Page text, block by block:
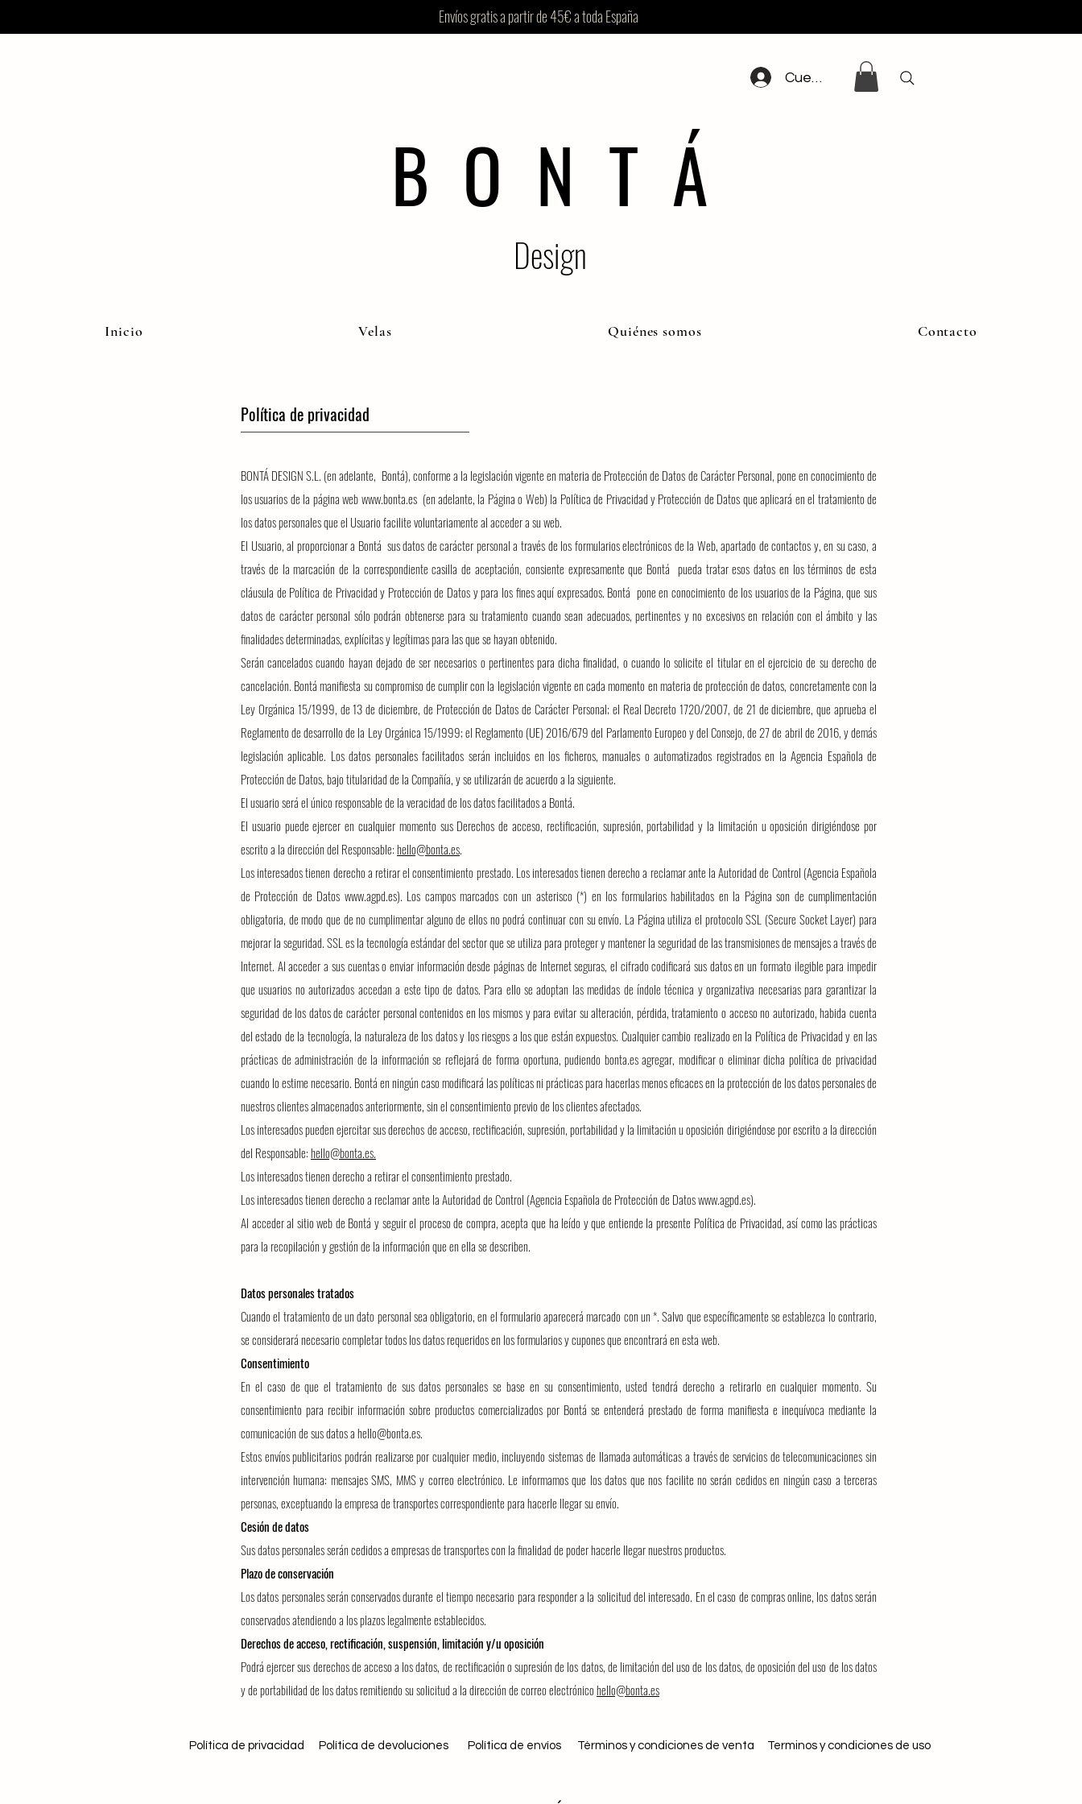
Envíos gratis a partir de 45€ a toda España
Cuenta
B O N T Á
Design
Inicio Velas Quiénes somos Contacto
Política de privacidad
BONTÁ DESIGN S.L. (en adelante, Bontá), conforme a la legislación vigente en materia de Protección de Datos de Carácter Personal, pone en conocimiento de
los usuarios de la página webwww.bonta.es(en adelante, la Página o Web) la Política de Privacidad y Protección de Datos que aplicará en el tratamiento de
los datos personales que el Usuario facilite voluntariamente al acceder a su web.
El Usuario, al proporcionar a Bontá sus datos de carácter personal a través de los formularios electrónicos de la Web, apartado de contactos y, en su caso, a
través de la marcación de la correspondiente casilla de aceptación, consiente expresamente que Bontá pueda tratar esos datos en los términos de esta
cláusula de Política de Privacidad y Protección de Datos y para los fines aquí expresados. Bontá pone en conocimiento de los usuarios de la Página, que sus
datos de carácter personal sólo podrán obtenerse para su tratamiento cuando sean adecuados, pertinentes y no excesivos en relación con el ámbito y las
finalidades determinadas, explícitas y legítimas para las que se hayan obtenido.
Serán cancelados cuando hayan dejado de ser necesarios o pertinentes para dicha finalidad, o cuando lo solicite el titular en el ejercicio de su derecho de
cancelación. Bontá manifiesta su compromiso de cumplir con la legislación vigente en cada momento en materia de protección de datos, concretamente con la
Ley Orgánica 15/1999, de 13 de diciembre, de Protección de Datos de Carácter Personal; el Real Decreto 1720/2007, de 21 de diciembre, que aprueba el
Reglamento de desarrollo de la Ley Orgánica 15/1999; el Reglamento (UE) 2016/679 del Parlamento Europeo y del Consejo, de 27 de abril de 2016, y demás
legislación aplicable. Los datos personales facilitados serán incluidos en los ficheros, manuales o automatizados registrados en la Agencia Española de
Protección de Datos, bajo titularidad de la Compañía, y se utilizarán de acuerdo a la siguiente.
El usuario será el único responsable de la veracidad de los datos facilitados a Bontá.
El usuario puede ejercer en cualquier momento sus Derechos de acceso, rectificación, supresión, portabilidad y la limitación u oposición dirigiéndose por
escrito a la dirección del Responsable:hello@bonta.es.
Los interesados tienen derecho a retirar el consentimiento prestado. Los interesados tienen derecho a reclamar ante la Autoridad de Control (Agencia Española
de Protección de Datos www.agpd.es). Los campos marcados con un asterisco (*) en los formularios habilitados en la Página son de cumplimentación
obligatoria, de modo que de no cumplimentar alguno de ellos no podrá continuar con su envío. La Página utiliza el protocolo SSL (Secure Socket Layer) para
mejorar la seguridad. SSL es la tecnología estándar del sector que se utiliza para proteger y mantener la seguridad de las transmisiones de mensajes a través de
Internet. Al acceder a sus cuentas o enviar información desde páginas de Internet seguras, el cifrado codificará sus datos en un formato ilegible para impedir
que usuarios no autorizados accedan a este tipo de datos. Para ello se adoptan las medidas de índole técnica y organizativa necesarias para garantizar la
seguridad de los datos de carácter personal contenidos en los mismos y para evitar su alteración, pérdida, tratamiento o acceso no autorizado, habida cuenta
del estado de la tecnología, la naturaleza de los datos y los riesgos a los que están expuestos. Cualquier cambio realizado en la Política de Privacidad y en las
prácticas de administración de la información se reflejará de forma oportuna, pudiendo bonta.es agregar, modificar o eliminar dicha política de privacidad
cuando lo estime necesario. Bontá en ningún caso modificará las políticas ni prácticas para hacerlas menos eficaces en la protección de los datos personales de
nuestros clientes almacenados anteriormente, sin el consentimiento previo de los clientes afectados.
Los interesados pueden ejercitar sus derechos de acceso, rectificación, supresión, portabilidad y la limitación u oposición dirigiéndose por escrito a la dirección
del Responsable:hello@bonta.es.
Los interesados tienen derecho a retirar el consentimiento prestado.
Los interesados tienen derecho a reclamar ante la Autoridad de Control (Agencia Española de Protección de Datoswww.agpd.es).
Al acceder al sitio web de Bontá y seguir el proceso de compra, acepta que ha leído y que entiende la presente Política de Privacidad, así como las prácticas
para la recopilación y gestión de la información que en ella se describen.
Datos personales tratados
Cuando el tratamiento de un dato personal sea obligatorio, en el formulario aparecerá marcado con un *.Salvo que específicamente se establezca lo contrario,
se considerará necesario completar todos los datos requeridos en los formularios y cupones que encontrará en esta web.
Consentimiento
En el caso de que el tratamiento de sus datos personales se base en su consentimiento, usted tendrá derecho a retirarlo en cualquier momento. Su
consentimiento para recibir información sobre productos comercializados por Bontá se entenderá prestado de forma manifiesta e inequívoca mediante la
comunicación de sus datos ahello@bonta.es.
Estos envíos publicitarios podrán realizarse por cualquier medio, incluyendo sistemas de llamada automáticas a través de servicios de telecomunicaciones sin
intervención humana: mensajes SMS, MMS y correo electrónico. Le informamos que los datos que nos facilite no serán cedidos en ningún caso a terceras
personas, exceptuando la empresa de transportes correspondiente para hacerle llegar su envío.
Cesión de datos
Sus datos personales serán cedidos a empresas de transportes con la finalidad de poder hacerle llegar nuestros productos.
Plazo de conservación
Los datos personales serán conservados durante el tiempo necesario para responder a la solicitud del interesado. En el caso de compras online, los datos serán
conservados atendiendo a los plazos legalmente establecidos.
Derechos de acceso, rectificación, suspensión, limitación y/u oposición
Podrá ejercer sus derechos de acceso a los datos, de rectificación o supresión de los datos, de limitación del uso de los datos, de oposición del uso de los datos
y de portabilidad de los datos remitiendo su solicitud a la dirección de correo electrónicohello@bonta.es
Política de privacidad Política de devoluciones Política de envíos ​Términos y condiciones de venta Terminos y condiciones de uso